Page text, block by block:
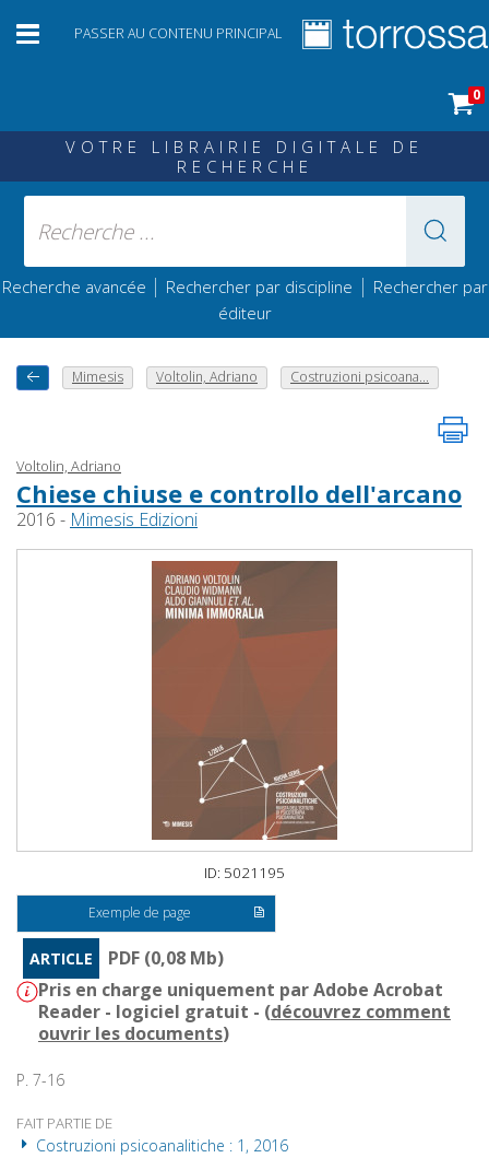
PASSER AU CONTENU PRINCIPAL
0
VOTRE LIBRAIRIE DIGITALE DE
RECHERCHE
Recherche avancée | Rechercher par discipline | Rechercher par
éditeur
Mimesis Voltolin, Adriano Costruzioni psicoana...
Voltolin, Adriano
Chiese chiuse e controllo dell'arcano
2016 - Mimesis Edizioni
ID: 5021195
Exemple de page
ARTICLE
PDF (0,08 Mb)
Pris en charge uniquement par Adobe Acrobat
Reader - logiciel gratuit - (découvrez comment
ouvrir les documents)
P. 7-16
FAIT PARTIE DE
Costruzioni psicoanalitiche : 1, 2016